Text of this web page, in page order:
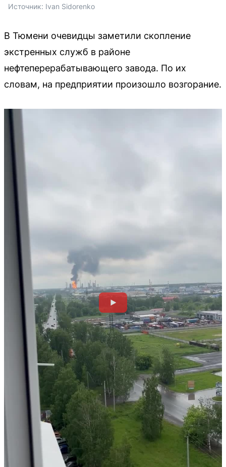
Источник: Ivan Sidorenko
В Тюмени очевидцы заметили скопление
экстренных служб в районе
нефтеперерабатывающего завода. По их
словам, на предприятии произошло возгорание.